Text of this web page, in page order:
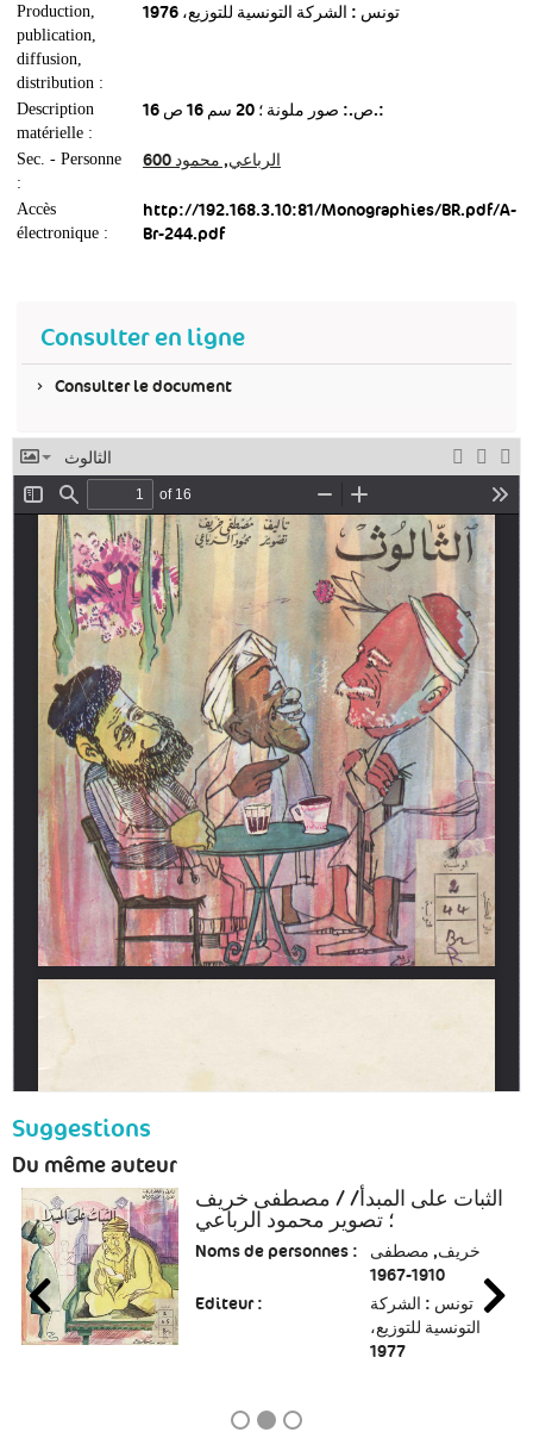
Production,
publication,
diffusion,
distribution :
تونس : الشركة التونسية للتوزيع، 1976
Description
matérielle :
16 ص.: صور ملونة ؛ 20 سم 16 ص.:
Sec. - Personne
:
الرباعي, محمود 600
Accès
électronique :
http://192.168.3.10:81/Monographies/BR.pdf/A-
Br-244.pdf
Consulter en ligne
Consulter le document
الثالوث
Suggestions
Du même auteur
الثبات على المبدأ/ / مصطفى خريف
؛ تصوير محمود الرباعي
Noms de personnes :
خريف, مصطفى
1910-1967
Editeur :
تونس : الشركة
التونسية للتوزيع،
1977